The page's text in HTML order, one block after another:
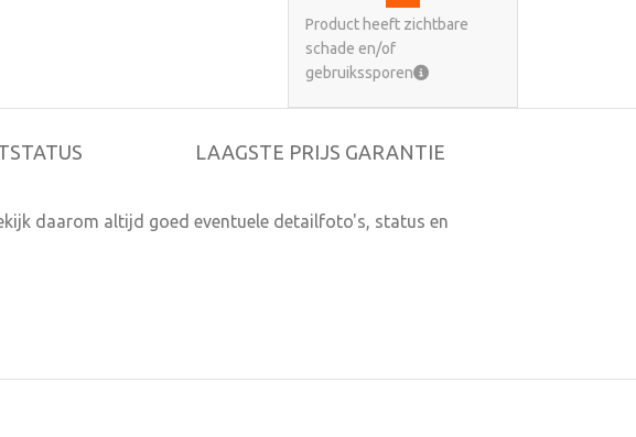
Product heeft zichtbare
schade en/of
gebruikssporen
LAAGSTE PRIJS GARANTIE
daarom altijd goed eventuele detailfoto's, status en